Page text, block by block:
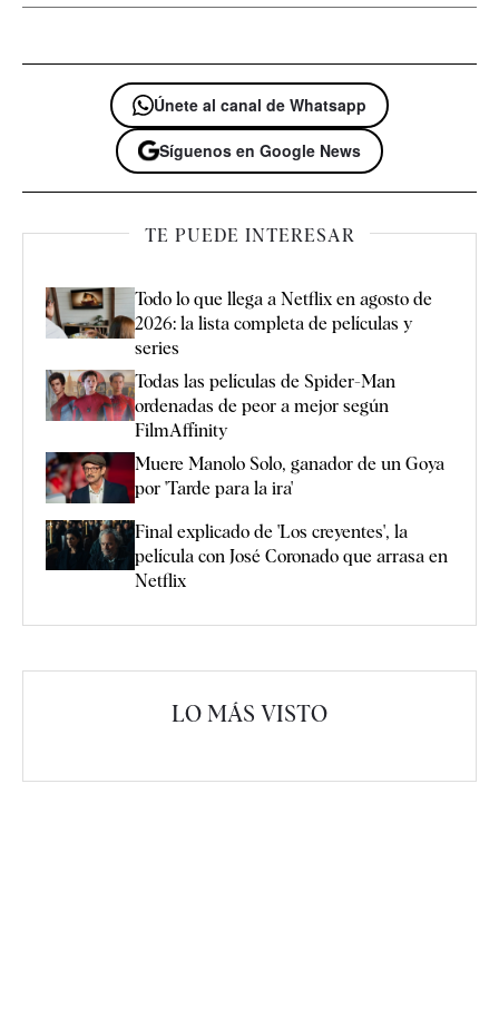
Únete al canal de Whatsapp
Síguenos en Google News
TE PUEDE INTERESAR
Todo lo que llega a Netflix en agosto de
2026: la lista completa de películas y
series
Todas las películas de Spider-Man
ordenadas de peor a mejor según
FilmAffinity
Muere Manolo Solo, ganador de un Goya
por 'Tarde para la ira'
Final explicado de 'Los creyentes', la
película con José Coronado que arrasa en
Netflix
LO MÁS VISTO